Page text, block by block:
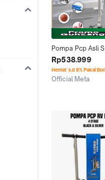
Pompa Pcp Asli
pump 6000Psi
Pompa Manual
Pompa Pcv
Rp538.999
Hemat s.d 8% Pakai
Official Meta